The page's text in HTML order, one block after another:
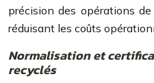
précision des opérations
réduisant les coûts
Normalisation et
recyclés